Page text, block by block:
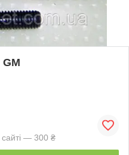
— 300 ₴